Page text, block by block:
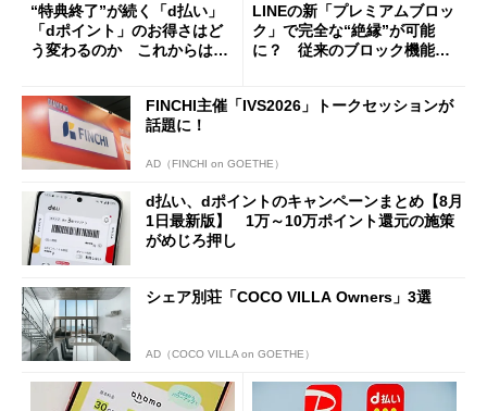
“特典終了”が続く「d払い」
「dポイント」のお得さはど
う変わるのか これからは
LINEの新「プレミアムブロッ
ク」で完全な“絶縁”が可能
に？ 従来のブロック機能と
FINCHI主催「IVS2026」トークセッションが
話題に！
AD（FINCHI on GOETHE）
d払い、dポイントのキャンペーンまとめ【8月
1日最新版】 1万～10万ポイント還元の施策
がめじろ押し
シェア別荘「COCO VILLA Owners」3選
AD（COCO VILLA on GOETHE）